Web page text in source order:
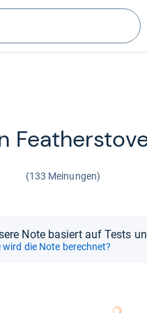
(133 Meinungen)
Note basiert auf Tests
wird die Note berechnet?